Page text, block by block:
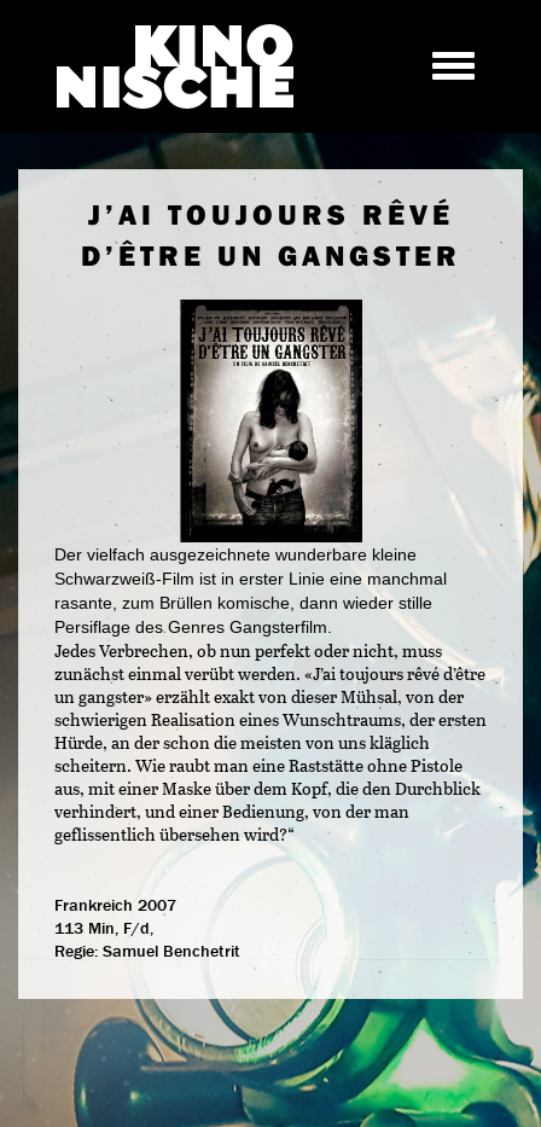
J’AI TOUJOURS RÊVÉ
D’ÊTRE UN GANGSTER
Der vielfach ausgezeichnete wunderbare kleine
Schwarzweiß-Film ist in erster Linie eine manchmal
rasante, zum Brüllen komische, dann wieder stille
Persiflage des Genres Gangsterfilm.
Jedes Verbrechen, ob nun perfekt oder nicht, muss
zunächst einmal verübt werden. «J’ai toujours rêvé d’être
un gangster» erzählt exakt von dieser Mühsal, von der
schwierigen Realisation eines Wunschtraums, der ersten
Hürde, an der schon die meisten von uns kläglich
scheitern. Wie raubt man eine Raststätte ohne Pistole
aus, mit einer Maske über dem Kopf, die den Durchblick
verhindert, und einer Bedienung, von der man
geflissentlich übersehen wird?“
Frankreich 2007
113 Min, F/d,
Regie: Samuel Benchetrit